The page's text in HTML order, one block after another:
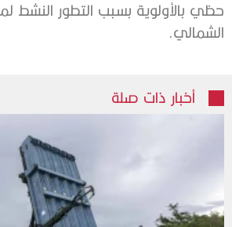
حظي بالأولوية بسبب التطور النشط
الشمالي.
أخبار ذات صلة